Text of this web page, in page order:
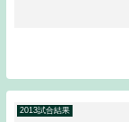
2013試合結果